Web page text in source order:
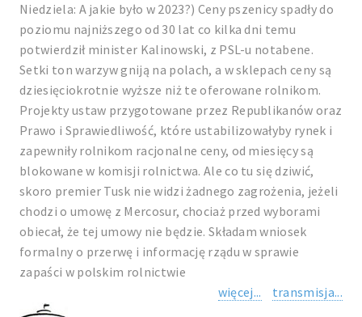
Niedziela: A jakie było w 2023?) Ceny pszenicy spadły do
poziomu najniższego od 30 lat co kilka dni temu
potwierdził minister Kalinowski, z PSL-u notabene.
Setki ton warzyw gniją na polach, a w sklepach ceny są
dziesięciokrotnie wyższe niż te oferowane rolnikom.
Projekty ustaw przygotowane przez Republikanów oraz
Prawo i Sprawiedliwość, które ustabilizowałyby rynek i
zapewniły rolnikom racjonalne ceny, od miesięcy są
blokowane w komisji rolnictwa. Ale co tu się dziwić,
skoro premier Tusk nie widzi żadnego zagrożenia, jeżeli
chodzi o umowę z Mercosur, chociaż przed wyborami
obiecał, że tej umowy nie będzie. Składam wniosek
formalny o przerwę i informację rządu w sprawie
zapaści w polskim rolnictwie
więcej...
transmisja...